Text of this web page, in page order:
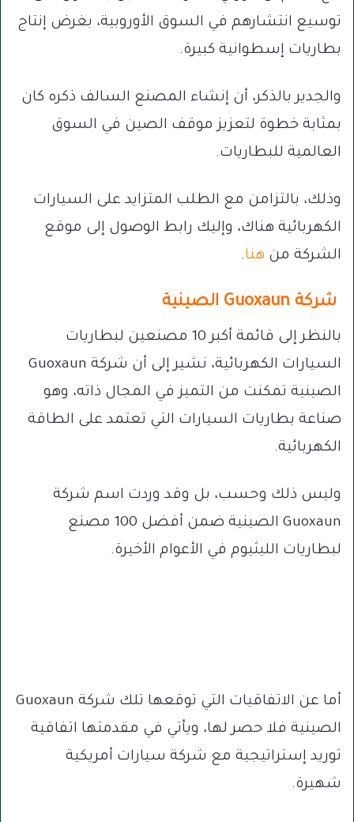
توسيع انتشارهم في السوق الأوروبية، بغرض إنتاج
بطاريات إسطوانية كبيرة.
والجدير بالذكر، أن إنشاء المصنع السالف ذكره كان
بمثابة خطوة لتعزيز موقف الصين في السوق
العالمية للبطاريات.
وذلك، بالتزامن مع الطلب المتزايد على السيارات
الكهربائية هناك، وإليك رابط الوصول إلى موقع
الشركة من هنا.
شركة Guoxaun الصينية
بالنظر إلى قائمة أكبر 10 مصنعين لبطاريات
السيارات الكهربائية، نشير إلى أن شركة Guoxaun
الصينية تمكنت من التميز في المجال ذاته، وهو
صناعة بطاريات السيارات التي تعتمد على الطاقة
الكهربائية.
وليس ذلك وحسب، بل وقد وردت اسم شركة
Guoxaun الصينية ضمن أفضل 100 مصنع
لبطاريات الليثيوم في الأعوام الأخيرة.
أما عن الاتفاقيات التي توقعها تلك شركة Guoxaun
الصينية فلا حصر لها، ويأتي في مقدمتها اتفاقية
توريد إستراتيجية مع شركة سيارات أمريكية
شهيرة.